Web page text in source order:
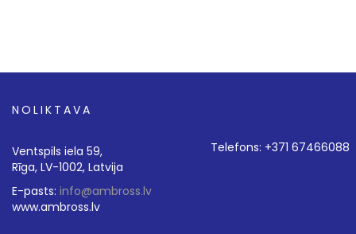
NOLIKTAVA
Ventspils iela 59,
Rīga, LV-1002, Latvija
E-pasts: info@ambross.lv
www.ambross.lv
Telefons: +371 67466088